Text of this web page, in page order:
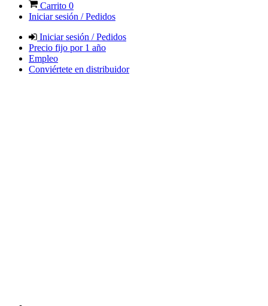
Carrito 0
Iniciar sesión / Pedidos
Iniciar sesión / Pedidos
Precio fijo por 1 año
Empleo
Conviértete en distribuidor